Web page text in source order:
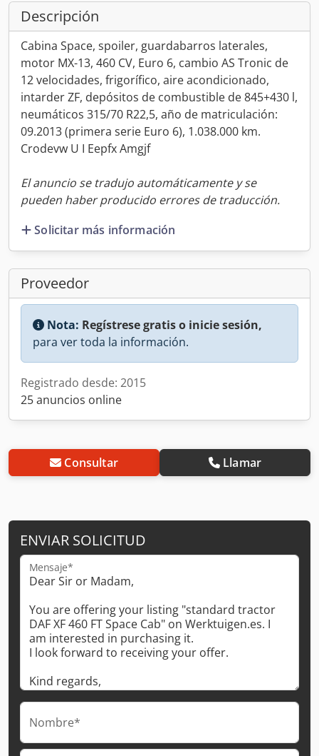
Descripción
Cabina Space, spoiler, guardabarros laterales,
motor MX-13, 460 CV, Euro 6, cambio AS Tronic de
12 velocidades, frigorífico, aire acondicionado,
intarder ZF, depósitos de combustible de 845+430 l,
neumáticos 315/70 R22,5, año de matriculación:
09.2013 (primera serie Euro 6), 1.038.000 km.
Crodevw U I Eepfx Amgjf
El anuncio se tradujo automáticamente y se
pueden haber producido errores de traducción.
Solicitar más información
Proveedor
Nota: Regístrese gratis o inicie sesión,
para ver toda la información.
Registrado desde: 2015
25 anuncios online
Consultar Llamar
ENVIAR SOLICITUD
Mensaje*
Nombre*